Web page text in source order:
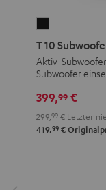
10
Subwoofer
Schwarz
T 10
Aktiv-
Subwoofer
399,99 €
299, 99 € Letzter
419,99 €